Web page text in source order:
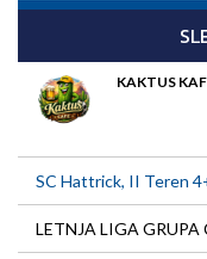
KAKTUS
SC Hattrick, II Teren
LETNJA LIGA GRUPA